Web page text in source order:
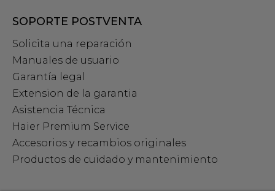
SOPORTE POSTVENTA
Solicita una reparación
Manuales de usuario
Garantía legal
Extension de la garantia
Asistencia Técnica
Haier Premium Service
Accesorios y recambios originales
Productos de cuidado y mantenimiento